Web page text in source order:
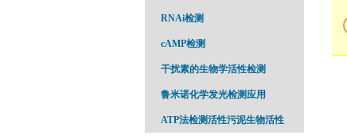
RNAi检测
cAMP检测
干扰素的生物学活性检测
鲁米诺化学发光检测应用
ATP法检测活性污泥生物活性